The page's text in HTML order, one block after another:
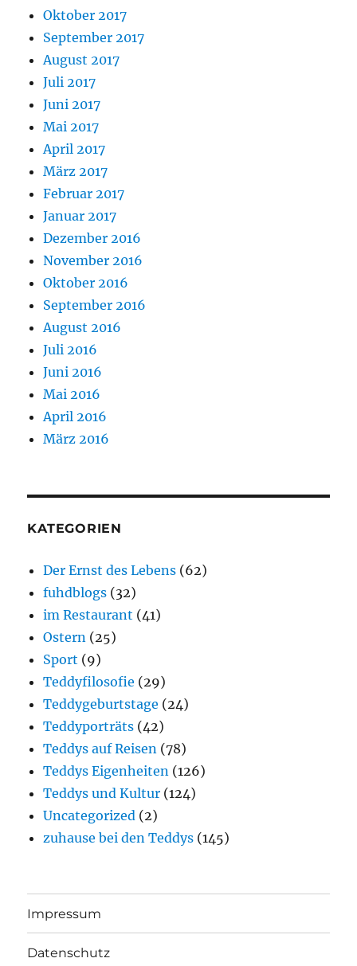
Oktober 2017
September 2017
August 2017
Juli 2017
Juni 2017
Mai 2017
April 2017
März 2017
Februar 2017
Januar 2017
Dezember 2016
November 2016
Oktober 2016
September 2016
August 2016
Juli 2016
Juni 2016
Mai 2016
April 2016
März 2016
KATEGORIEN
Der Ernst des Lebens (62)
fuhdblogs (32)
im Restaurant (41)
Ostern (25)
Sport (9)
Teddyfilosofie (29)
Teddygeburtstage (24)
Teddyporträts (42)
Teddys auf Reisen (78)
Teddys Eigenheiten (126)
Teddys und Kultur (124)
Uncategorized (2)
zuhause bei den Teddys (145)
Impressum
Datenschutz